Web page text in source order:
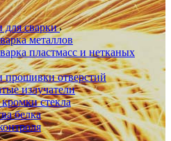
для сварки
металлов
пластмасс и нетканых
прошивки отверстий
излучатели
стекла
белка